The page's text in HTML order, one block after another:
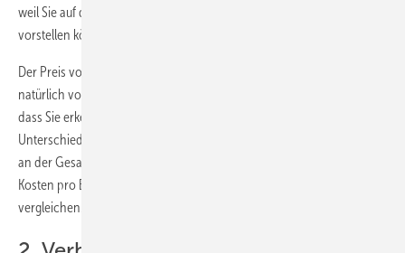
weil Sie auf den Folien attraktive und zeitlich begrenzte Angebote
vorstellen können.
Der Preis von 1 bis 6 Cent pro Neukontakt ist geschätzt und hängt
natürlich von Region und Bevölkerungsdichte ab. Entscheidend ist,
dass Sie erkennen, dass die Kosten je Erst- bzw. Neukontakt gewaltige
Unterschiede aufweisen. Deshalb ist es sinnvoll, wenn Sie sich nicht
an der Gesamtsumme einer Maßnahme orientieren, sondern die
Kosten pro Erstkontakt abschätzen und dann die Maßnahmen
vergleichen.